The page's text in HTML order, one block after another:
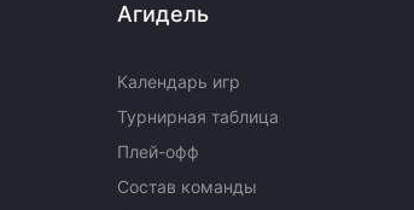
Агидель
Календарь игр
Турнирная таблица
Плей-офф
Состав команды